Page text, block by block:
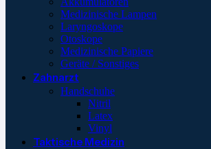
Medizinische Lampen
Laryngoskope
Otoskope
Medizinische Papiere
Geräte / Sonstiges
Zahnarzt
Handschuhe
Nitril
Latex
Vinyl
Taktische Medizin